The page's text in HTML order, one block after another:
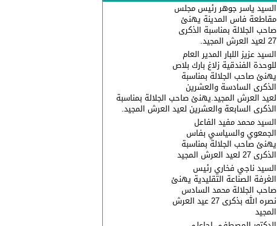
السيد ياسر جوهر رئيس مجلس
مقاطعة فاس المدينة يهنئ
صاحب الجلالة بمناسبة الذكرى
27 لعيد العرش المجيد.
السيد عزيز اللبار المدير العام
للوحدة الفندقية زلاغ بارك بلاص
يهنئ صاحب الجلالة بمناسبة
الذكرى السادسة والعشرين
لعيد العرش المجيد.يهنئ صاحب الجلالة بمناسبة
الذكرى السابعة والعشرين لعيد العرش المجيد.
السيد محمد مفيد الفاعل
الجمعوي والسياسي بفاس
يهنئ صاحب الجلالة بمناسبة
الذكرى 27 لعيد العرش المجيد
السيد ناجي فخاري رئيس
الغرفة الصناعة التقليدية يهنئ
صاحب الجلالة محمد السادس
نصره الله بذكرى 27 عيد العرش
المجيد